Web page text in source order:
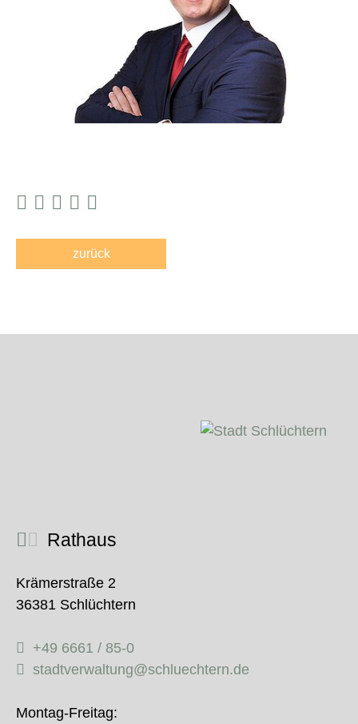
zurück
Rathaus
Krämerstraße 2
36381 Schlüchtern
+49 6661 / 85-0
stadtverwaltung@schluechtern.de
Montag-Freitag: